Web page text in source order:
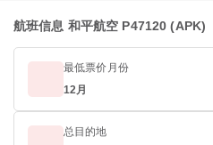
航班信息 和平航空 P47120 (APK)
最低票价月份
12月
总目的地